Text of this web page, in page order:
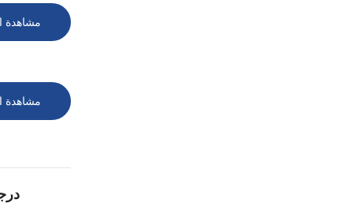
مشاهدة
مشاهدة